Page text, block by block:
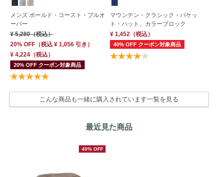
メンズ ボールド・コースト・プルオ
ーバー
¥ 5,280（税込）
20% OFF（税込 ¥ 1,056引き）
¥ 4,224（税込）
20% OFF クーポン対象商品
マウンテン・クラシック・バケッ
ト・ハット、カラーブロック
¥ 1,452 （税込）
40% OFF クーポン対象商品
こんな商品も一緒に購入されています一覧を見る
最近見た商品
40% OFF